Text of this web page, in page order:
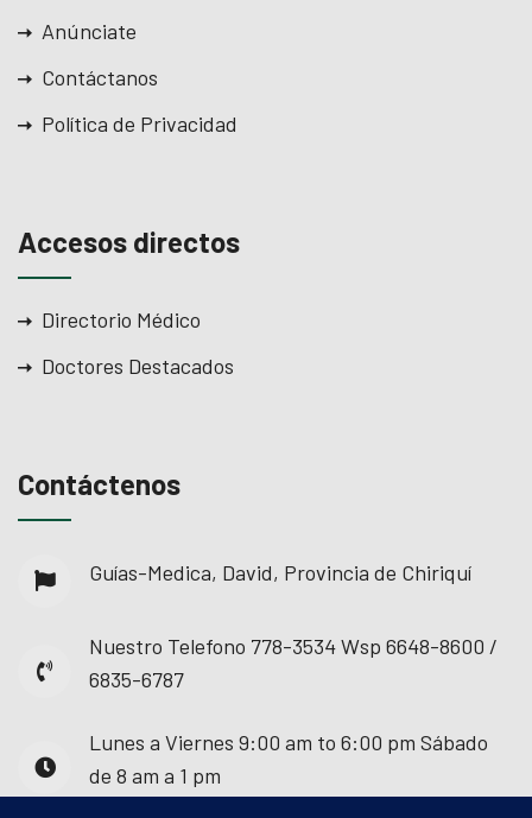
Anúnciate
Contáctanos
Política de Privacidad
Accesos directos
Directorio Médico
Doctores Destacados
Contáctenos
Guías-Medica, David, Provincia de Chiriquí
Nuestro Telefono 778-3534 Wsp 6648-8600 /
6835-6787
Lunes a Viernes 9:00 am to 6:00 pm Sábado
de 8 am a 1 pm